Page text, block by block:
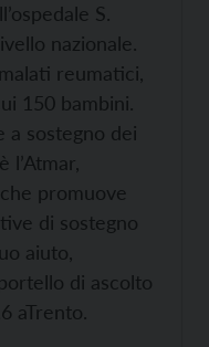
S.
nazionale.
reumatici,
150 bambini.
sostegno dei
l’Atmar,
promuove
di sostegno
aiuto,
di ascolto
aTrento.